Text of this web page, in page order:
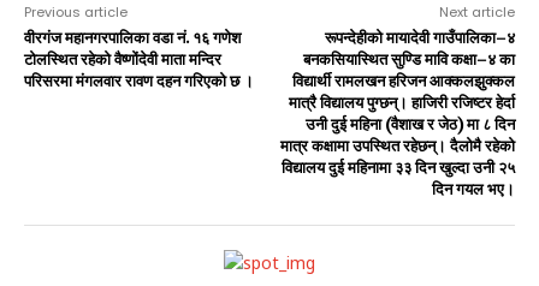
Previous article
वीरगंज महानगरपालिका वडा नं. १६ गणेश
टोलस्थित रहेको वैष्णोंदेवी माता मन्दिर
परिसरमा मंगलवार रावण दहन गरिएको छ ।
Next article
रूपन्देहीको मायादेवी गाउँपालिका–४
बनकसियास्थित सुण्डि मावि कक्षा–४ का
विद्यार्थी रामलखन हरिजन आक्कलझुक्कल
मात्रै विद्यालय पुग्छन्। हाजिरी रजिष्टर हेर्दा
उनी दुई महिना (वैशाख र जेठ) मा ८ दिन
मात्र कक्षामा उपस्थित रहेछन्। दैलोमै रहेको
विद्यालय दुई महिनामा ३३ दिन खुल्दा उनी २५
दिन गयल भए।